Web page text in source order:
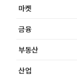
마켓
금융
부동산
산업